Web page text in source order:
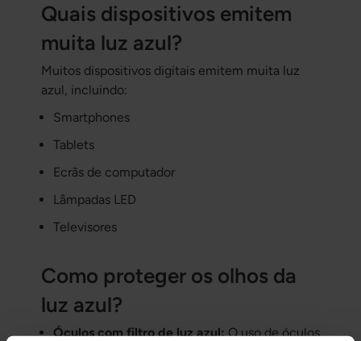
Quais dispositivos emitem
muita luz azul?
Muitos dispositivos digitais emitem muita luz
azul, incluindo:
Smartphones
Tablets
Ecrãs de computador
Lâmpadas LED
Televisores
Como proteger os olhos da
luz azul?
Óculos com filtro de luz azul:O uso de óculos